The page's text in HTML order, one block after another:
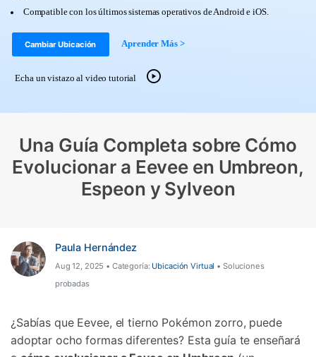
Más
Guías
Blog
Transferencia de Datos
Encuentra Más Soluciones
Desbloqueo FRP en Android 16
Compatible con los últimos sistemas operativos de Android e iOS.
Cambiar Ubicación Aprender Más >
Echa un vistazo al video tutorial
Una Guía Completa sobre Cómo
Evolucionar a Eevee en Umbreon,
Espeon y Sylveon
Paula Hernández
Aug 12, 2025 • Categoría: Ubicación Virtual • Soluciones
probadas
¿Sabías que Eevee, el tierno Pokémon zorro, puede
adoptar ocho formas diferentes? Esta guía te enseñará